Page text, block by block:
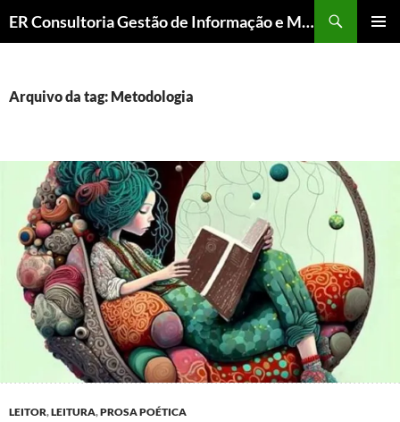
ER Consultoria Gestão de Informação e Memória Institucional
CONTEÚDO
Arquivo da tag: Metodologia
LEITOR,LEITURA,PROSA POÉTICA